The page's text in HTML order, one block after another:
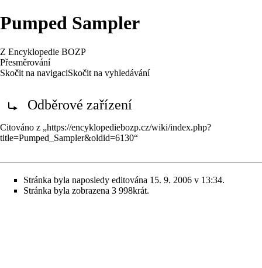
Pumped Sampler
Z Encyklopedie BOZP
Přesměrování
Skočit na navigaciSkočit na vyhledávání
Odběrové zařízení
Citováno z „https://encyklopediebozp.cz/wiki/index.php?
title=Pumped_Sampler&oldid=6130“
Stránka byla naposledy editována 15. 9. 2006 v 13:34.
Stránka byla zobrazena 3 998krát.